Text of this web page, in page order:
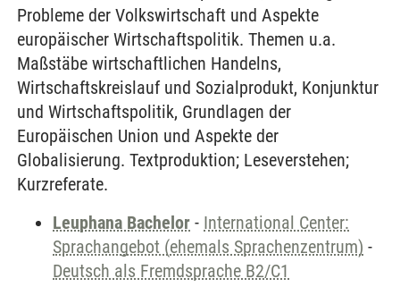
Probleme der Volkswirtschaft und Aspekte
europäischer Wirtschaftspolitik. Themen u.a.
Maßstäbe wirtschaftlichen Handelns,
Wirtschaftskreislauf und Sozialprodukt, Konjunktur
und Wirtschaftspolitik, Grundlagen der
Europäischen Union und Aspekte der
Globalisierung. Textproduktion; Leseverstehen;
Kurzreferate.
Leuphana Bachelor - International Center:
Sprachangebot (ehemals Sprachenzentrum) -
Deutsch als Fremdsprache B2/C1